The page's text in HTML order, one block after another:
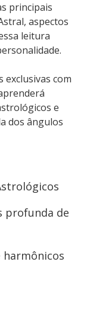
principais
aspectos
leitura
exclusivas com
e
dos ângulos
profunda de
harmônicos